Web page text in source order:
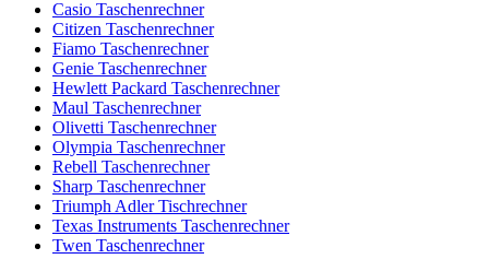
Casio Taschenrechner
Citizen Taschenrechner
Fiamo Taschenrechner
Genie Taschenrechner
Hewlett Packard Taschenrechner
Maul Taschenrechner
Olivetti Taschenrechner
Olympia Taschenrechner
Rebell Taschenrechner
Sharp Taschenrechner
Triumph Adler Tischrechner
Texas Instruments Taschenrechner
Twen Taschenrechner